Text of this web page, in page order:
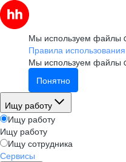
Мы используем файлы
Правила
Мы используем файлы
Понятно
Ищу работу
Ищу работу
Ищу работу
Ищу сотрудника
Сервисы